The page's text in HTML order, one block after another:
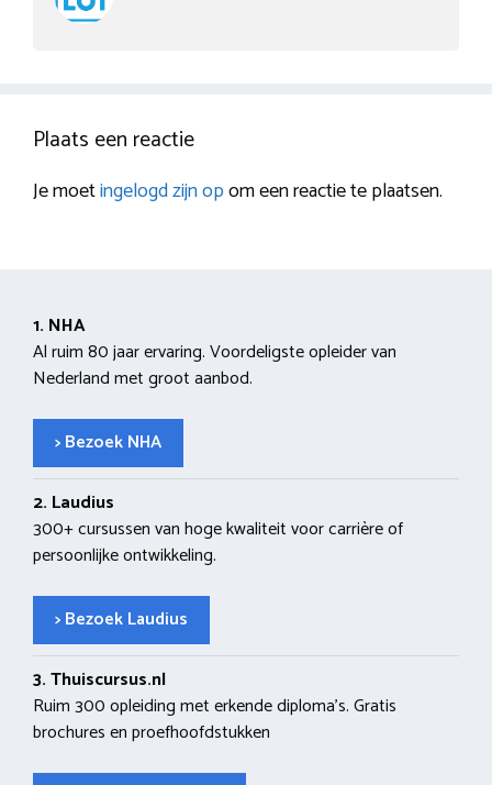
Plaats een reactie
Je moetingelogd zijn opom een reactie te plaatsen.
1. NHA
Al ruim 80 jaar ervaring. Voordeligste opleider van
Nederland met groot aanbod.
> Bezoek NHA
2. Laudius
300+ cursussen van hoge kwaliteit voor carrière of
persoonlijke ontwikkeling.
> Bezoek Laudius
3. Thuiscursus.nl
Ruim 300 opleiding met erkende diploma’s. Gratis
brochures en proefhoofdstukken